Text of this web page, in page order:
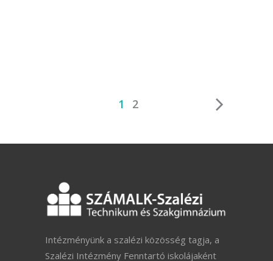
1 2
Intézményünk a szalézi közösség tagja, a
Szalézi Intézmény Fenntartó iskolájaként